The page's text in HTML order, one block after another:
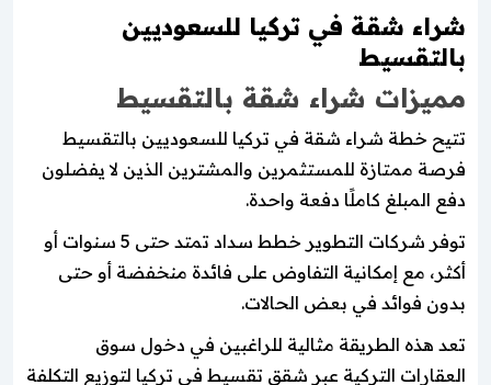
شراء شقة في تركيا للسعوديين
بالتقسيط
مميزات شراء شقة بالتقسيط
تتيح خطة شراء شقة في تركيا للسعوديين بالتقسيط
فرصة ممتازة للمستثمرين والمشترين الذين لا يفضلون
دفع المبلغ كاملًا دفعة واحدة.
توفر شركات التطوير خطط سداد تمتد حتى 5 سنوات أو
أكثر، مع إمكانية التفاوض على فائدة منخفضة أو حتى
بدون فوائد في بعض الحالات.
تعد هذه الطريقة مثالية للراغبين في دخول سوق
العقارات التركية عبر شقق تقسيط في تركيا لتوزيع التكلفة